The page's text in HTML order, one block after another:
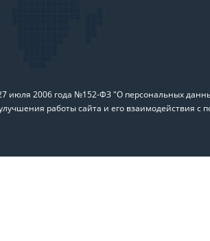
июля 2006 года №152-ФЗ "О персональных
работы сайта и его взаимодействия с